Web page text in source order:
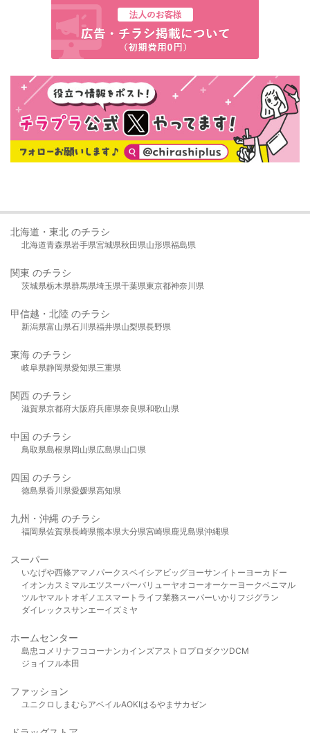
北海道・東北 のチラシ
北海道青森県岩手県宮城県秋田県山形県福島県
関東 のチラシ
茨城県栃木県群馬県埼玉県千葉県東京都神奈川県
甲信越・北陸 のチラシ
新潟県富山県石川県福井県山梨県長野県
東海 のチラシ
岐阜県静岡県愛知県三重県
関西 のチラシ
滋賀県京都府大阪府兵庫県奈良県和歌山県
中国 のチラシ
鳥取県島根県岡山県広島県山口県
四国 のチラシ
徳島県香川県愛媛県高知県
九州・沖縄 のチラシ
福岡県佐賀県長崎県熊本県大分県宮崎県鹿児島県沖縄県
スーパー
いなげや西條アマノパークスベイシア ビッグヨーサンイトーヨーカドー
イオンカスミ マルエツスーパーバリューヤオコーオーケー ヨークベニマル
ツルヤマルト オギノ エスマート ライフ業務スーパーいかり フジグラン
ダイレックスサンエーイズミヤ
ホームセンター
島忠 コメリ ナフコ コーナンカインズアストロプロダクツDCM
ジョイフル本田
ファッション
ユニクロ しまむら アベイルAOKIはるやま サカゼン